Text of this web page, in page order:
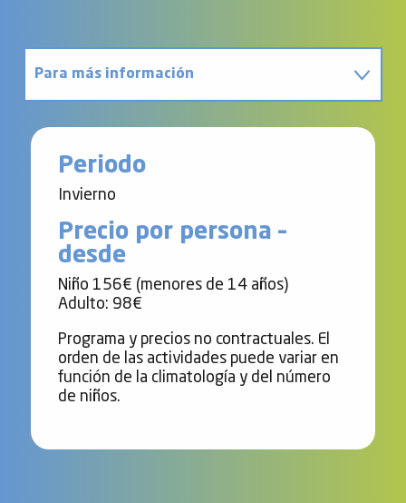
Para más información
Póngase en contacto con
Periodo
Invierno
Precio por persona –
desde
Niño 156€ (menores de 14 años)
Adulto: 98€
Programa y precios no contractuales. El
orden de las actividades puede variar en
función de la climatología y del número
de niños.